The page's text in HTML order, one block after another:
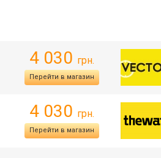
4 030 грн.
Перейти в магазин
4 030 грн.
Перейти в магазин